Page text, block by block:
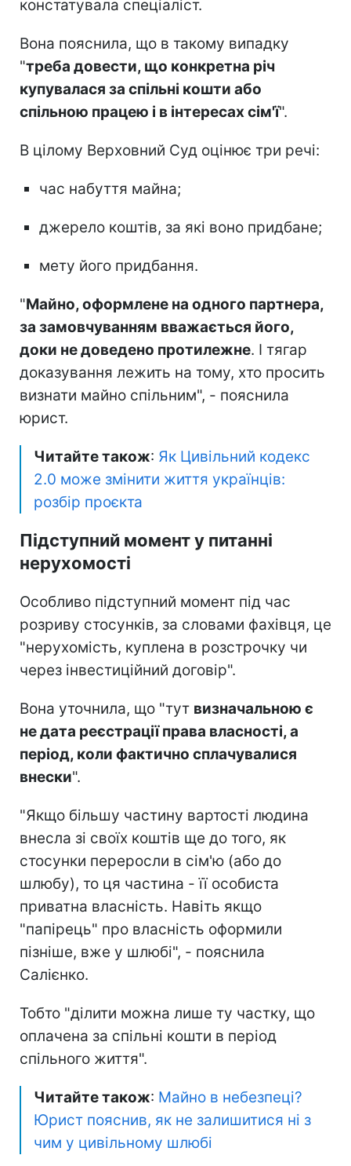
констатувала спеціаліст.
Вона пояснила, що в такому випадку
"треба довести, що конкретна річ
купувалася за спільні кошти або
спільною працею і в інтересах сім'ї".
В цілому Верховний Суд оцінює три речі:
час набуття майна;
джерело коштів, за які воно придбане;
мету його придбання.
"Майно, оформлене на одного партнера,
за замовчуванням вважається його,
доки не доведено протилежне. І тягар
доказування лежить на тому, хто просить
визнати майно спільним", - пояснила
юрист.
Читайте також: Як Цивільний кодекс
2.0 може змінити життя українців:
розбір проєкта
Підступний момент у питанні
нерухомості
Особливо підступний момент під час
розриву стосунків, за словами фахівця, це
"нерухомість, куплена в розстрочку чи
через інвестиційний договір".
Вона уточнила, що "тут визначальною є
не дата реєстрації права власності, а
період, коли фактично сплачувалися
внески".
"Якщо більшу частину вартості людина
внесла зі своїх коштів ще до того, як
стосунки переросли в сім'ю (або до
шлюбу), то ця частина - її особиста
приватна власність. Навіть якщо
"папірець" про власність оформили
пізніше, вже у шлюбі", - пояснила
Салієнко.
Тобто "ділити можна лише ту частку, що
оплачена за спільні кошти в період
спільного життя".
Читайте також: Майно в небезпеці?
Юрист пояснив, як не залишитися ні з
чим у цивільному шлюбі